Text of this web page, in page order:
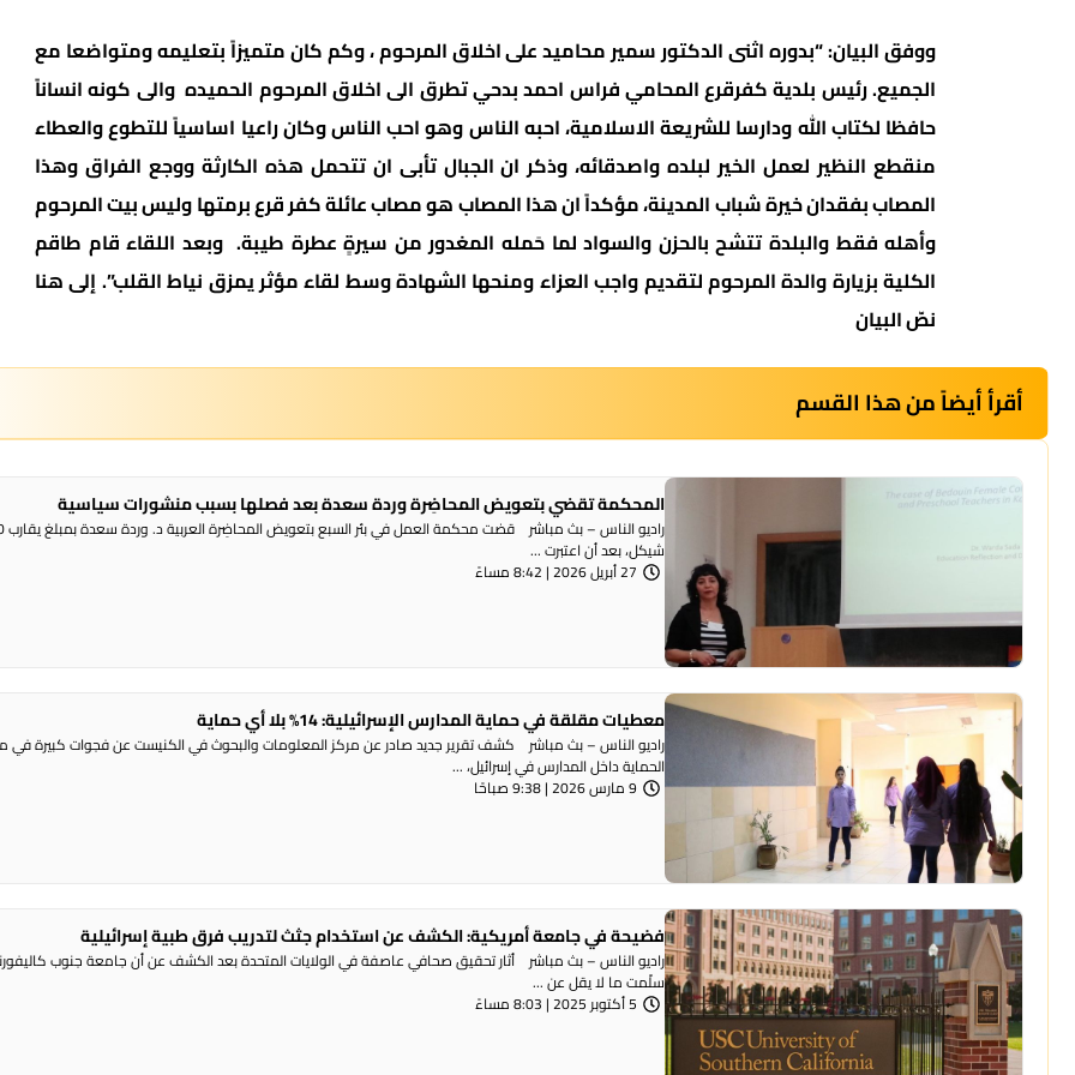
ووفق البيان: “بدوره اثنى الدكتور سمير محاميد على اخلاق المرحوم ، وكم كان متميزاً بتعليمه ومتواضعا مع
الجميع. رئيس بلدية كفرقرع المحامي فراس احمد بدحي تطرق الى اخلاق المرحوم الحميده والى كونه انساناً
حافظا لكتاب الله ودارسا للشريعة الاسلامية، احبه الناس وهو احب الناس وكان راعيا اساسياً للتطوع والعطاء
منقطع النظير لعمل الخير لبلده واصدقائه، وذكر ان الجبال تأبى ان تتحمل هذه الكارثة ووجع الفراق وهذا
المصاب بفقدان خيرة شباب المدينة، مؤكداً ان هذا المصاب هو مصاب عائلة كفر قرع برمتها وليس بيت المرحوم
وأهله فقط والبلدة تتشح بالحزن والسواد لما حَمله المغدور من سيرةٍ عطرة طيبة. وبعد اللقاء قام طاقم
الكلية بزيارة والدة المرحوم لتقديم واجب العزاء ومنحها الشهادة وسط لقاء مؤثر يمزق نياط القلب”. إلى هنا
نصّ البيان
أقرأ أيضاً من هذا القسم
المحكمة تقضي بتعويض المحاضِرة وردة سعدة بعد فصلها بسبب منشورات سياسية
شيكل، بعد أن اعتبرت ...
27 أبريل 2026 | 8:42 مساءً
معطيات مقلقة في حماية المدارس الإسرائيلية: 14% بلا أي حماية
راديو الناس – بث مباشر كشف تقرير جديد صادر عن مركز المعلومات والبحوث في الكنيست عن فجوات كبيرة
الحماية داخل المدارس في إسرائيل، ...
9 مارس 2026 | 9:38 صباحًا
فضيحة في جامعة أمريكية: الكشف عن استخدام جثث لتدريب فرق طبية إسرائيلية
سلّمت ما لا يقل عن ...
5 أكتوبر 2025 | 8:03 مساءً